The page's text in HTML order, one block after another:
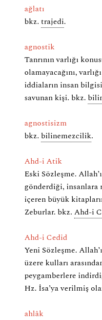
ağlatı
bkz. trajedi.
agnostik
Tanrının varlığı
olamayacağını,
iddiaların insan
savunan kişi. bkz.
agnostisizm
bkz. bilinemezcilik.
Ahd-i Atik
Eski Sözleşme.
gönderdiği,
içeren büyük
Zeburlar. bkz. Ahd-i
Ahd-i Cedid
Yeni Sözleşme.
üzere kulları
peygamberlere
Hz. İsa’ya verilmiş
ahlâk